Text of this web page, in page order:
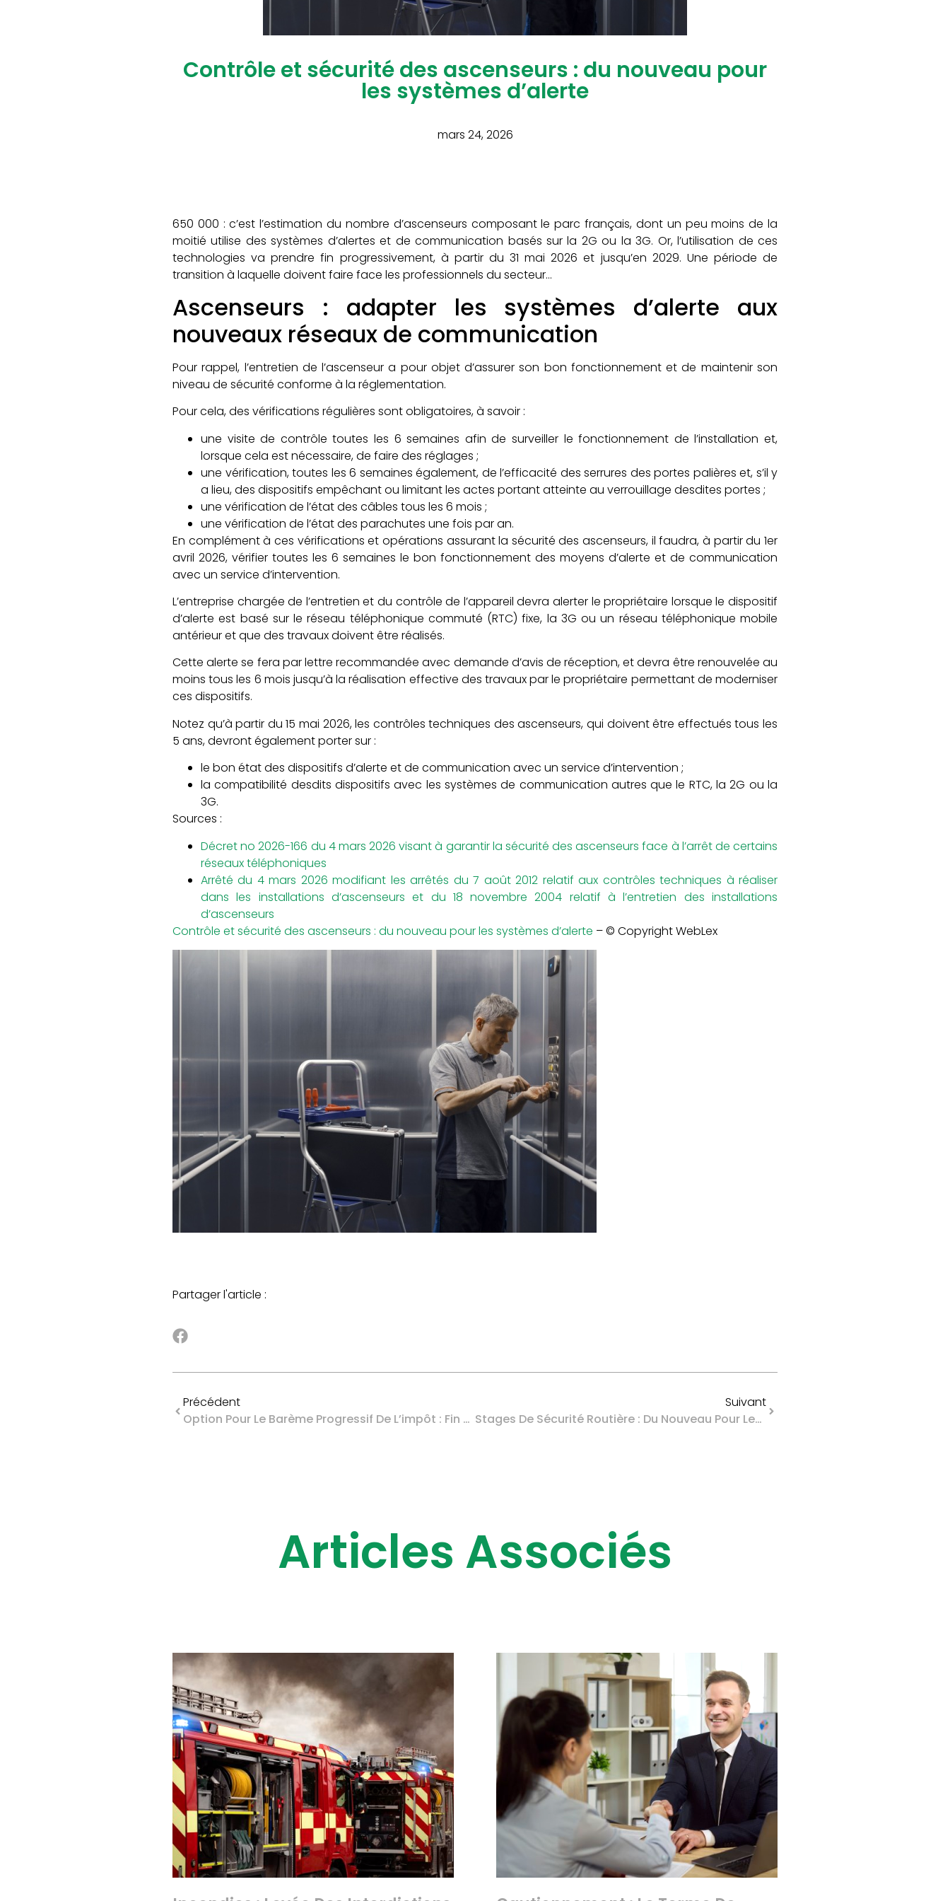
Contrôle et sécurité des ascenseurs : du nouveau pour
les systèmes d’alerte
mars 24, 2026
650 000 : c’est l’estimation du nombre d’ascenseurs composant le parc français, dont un peu moins de la
moitié utilise des systèmes d’alertes et de communication basés sur la 2G ou la 3G. Or, l’utilisation de ces
technologies va prendre fin progressivement, à partir du 31 mai 2026 et jusqu’en 2029. Une période de
transition à laquelle doivent faire face les professionnels du secteur…
Ascenseurs : adapter les systèmes d’alerte aux
nouveaux réseaux de communication
Pour rappel, l’entretien de l’ascenseur a pour objet d’assurer son bon fonctionnement et de maintenir son
niveau de sécurité conforme à la réglementation.
Pour cela, des vérifications régulières sont obligatoires, à savoir :
une visite de contrôle toutes les 6 semaines afin de surveiller le fonctionnement de l’installation et,
lorsque cela est nécessaire, de faire des réglages ;
une vérification, toutes les 6 semaines également, de l’efficacité des serrures des portes palières et, s’il y
a lieu, des dispositifs empêchant ou limitant les actes portant atteinte au verrouillage desdites portes ;
une vérification de l’état des câbles tous les 6 mois ;
une vérification de l’état des parachutes une fois par an.
En complément à ces vérifications et opérations assurant la sécurité des ascenseurs, il faudra, à partir du 1er
avril 2026, vérifier toutes les 6 semaines le bon fonctionnement des moyens d’alerte et de communication
avec un service d’intervention.
L’entreprise chargée de l’entretien et du contrôle de l’appareil devra alerter le propriétaire lorsque le dispositif
d’alerte est basé sur le réseau téléphonique commuté (RTC) fixe, la 3G ou un réseau téléphonique mobile
antérieur et que des travaux doivent être réalisés.
Cette alerte se fera par lettre recommandée avec demande d’avis de réception, et devra être renouvelée au
moins tous les 6 mois jusqu’à la réalisation effective des travaux par le propriétaire permettant de moderniser
ces dispositifs.
Notez qu’à partir du 15 mai 2026, les contrôles techniques des ascenseurs, qui doivent être effectués tous les
5 ans, devront également porter sur :
le bon état des dispositifs d’alerte et de communication avec un service d’intervention ;
la compatibilité desdits dispositifs avec les systèmes de communication autres que le RTC, la 2G ou la
3G.
Sources :
Décret no 2026-166 du 4 mars 2026 visant à garantir la sécurité des ascenseurs face à l’arrêt de certains
réseaux téléphoniques
Arrêté du 4 mars 2026 modifiant les arrêtés du 7 août 2012 relatif aux contrôles techniques à réaliser
dans les installations d’ascenseurs et du 18 novembre 2004 relatif à l’entretien des installations
d’ascenseurs
Contrôle et sécurité des ascenseurs : du nouveau pour les systèmes d’alerte – © Copyright WebLex
Partager l'article :
Précédent
Option Pour Le Barème Progressif De L’impôt : Fin De L’irrévocabilité
Suivant
Stages De Sécurité Routière : Du Nouveau Pour Les Centres
Articles Associés